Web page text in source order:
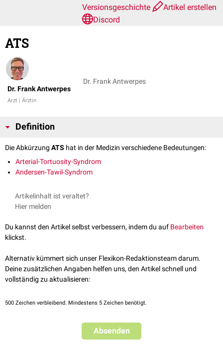
Versionsgeschichte
Artikel erstellen
Discord
ATS
Dr. Frank Antwerpes
Arzt | Ärztin
Dr. Frank Antwerpes
Definition
Die Abkürzung ATS hat in der Medizin verschiedene Bedeutungen:
Arterial-Tortuosity-Syndrom
Andersen-Tawil-Syndrom
Artikelinhalt ist veraltet?
Hier melden
Du kannst den Artikel selbst verbessern, indem du auf Bearbeiten
klickst.
Alternativ kümmert sich unser Flexikon-Redaktionsteam darum.
Deine zusätzlichen Angaben helfen uns, den Artikel schnell und
vollständig zu aktualisieren:
500 Zeichen verbleibend. Mindestens 5 Zeichen benötigt.
Absenden